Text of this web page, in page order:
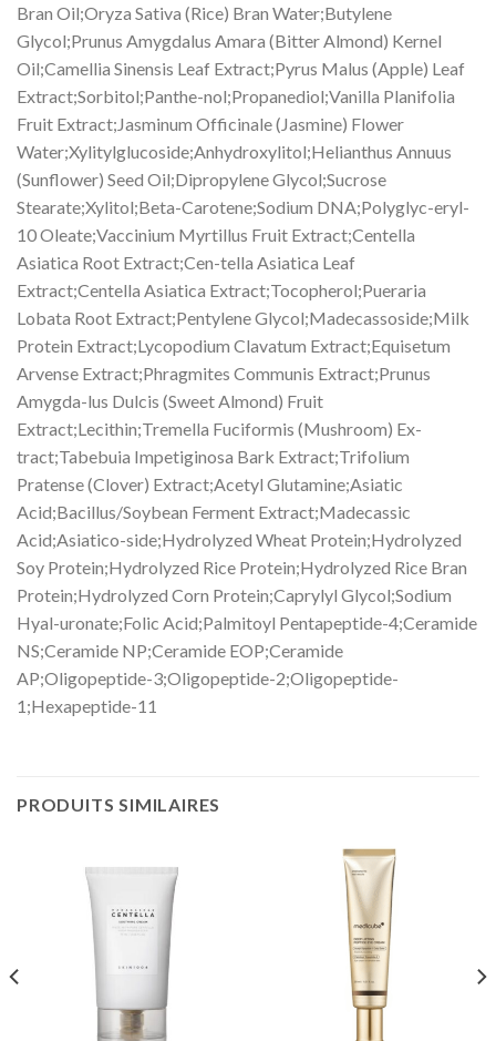
Bran Oil;Oryza Sativa (Rice) Bran Water;Butylene
Glycol;Prunus Amygdalus Amara (Bitter Almond) Kernel
Oil;Camellia Sinensis Leaf Extract;Pyrus Malus (Apple) Leaf
Extract;Sorbitol;Panthe-nol;Propanediol;Vanilla Planifolia
Fruit Extract;Jasminum Officinale (Jasmine) Flower
Water;Xylitylglucoside;Anhydroxylitol;Helianthus Annuus
(Sunflower) Seed Oil;Dipropylene Glycol;Sucrose
Stearate;Xylitol;Beta-Carotene;Sodium DNA;Polyglyc-eryl-
10 Oleate;Vaccinium Myrtillus Fruit Extract;Centella
Asiatica Root Extract;Cen-tella Asiatica Leaf
Extract;Centella Asiatica Extract;Tocopherol;Pueraria
Lobata Root Extract;Pentylene Glycol;Madecassoside;Milk
Protein Extract;Lycopodium Clavatum Extract;Equisetum
Arvense Extract;Phragmites Communis Extract;Prunus
Amygda-lus Dulcis (Sweet Almond) Fruit
Extract;Lecithin;Tremella Fuciformis (Mushroom) Ex-
tract;Tabebuia Impetiginosa Bark Extract;Trifolium
Pratense (Clover) Extract;Acetyl Glutamine;Asiatic
Acid;Bacillus/Soybean Ferment Extract;Madecassic
Acid;Asiatico-side;Hydrolyzed Wheat Protein;Hydrolyzed
Soy Protein;Hydrolyzed Rice Protein;Hydrolyzed Rice Bran
Protein;Hydrolyzed Corn Protein;Caprylyl Glycol;Sodium
Hyal-uronate;Folic Acid;Palmitoyl Pentapeptide-4;Ceramide
NS;Ceramide NP;Ceramide EOP;Ceramide
AP;Oligopeptide-3;Oligopeptide-2;Oligopeptide-
1;Hexapeptide-11
PRODUITS SIMILAIRES